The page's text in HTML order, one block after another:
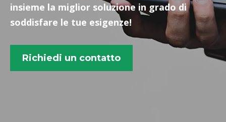
insieme la miglior soluzione in grado di
soddisfare le tue esigenze!
Richiedi un contatto